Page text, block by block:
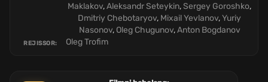
Maklakov,Aleksandr Seteykin,Sergey Goroshko,
Dmitriy Chebotaryov, Mixail Yevlanov,Yuriy
Nasonov, Oleg Chugunov,Anton Bogdanov
REJISSOR: Oleg Trofim